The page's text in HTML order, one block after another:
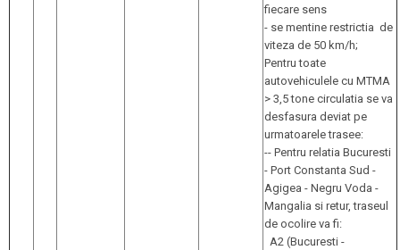
fiecare sens
- se mentine restrictia de
viteza de 50 km/h;
Pentru toate
autovehiculele cu MTMA
> 3,5 tone circulatia se va
desfasura deviat pe
urmatoarele trasee:
-- Pentru relatia Bucuresti
- Port Constanta Sud -
Agigea - Negru Voda -
Mangalia si retur, traseul
de ocolire va fi:
A2 (Bucuresti -